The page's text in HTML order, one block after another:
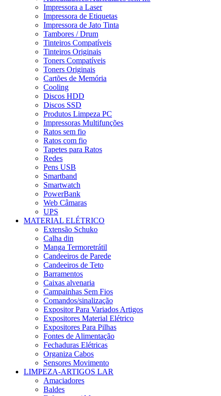
Impressora a Laser
Impressora de Etiquetas
Impressora de Jato Tinta
Tambores / Drum
Tinteiros Compatíveis
Tinteiros Originais
Toners Compatíveis
Toners Originais
Cartões de Memória
Cooling
Discos HDD
Discos SSD
Produtos Limpeza PC
Impressoras Multifunções
Ratos sem fio
Ratos com fio
Tapetes para Ratos
Redes
Pens USB
Smartband
Smartwatch
PowerBank
Web Câmaras
UPS
MATERIAL ELÉTRICO
Extensão Schuko
Calha din
Manga Termoretrátil
Candeeiros de Parede
Candeeiros de Teto
Barramentos
Caixas alvenaria
Campainhas Sem Fios
Comandos/sinalização
Expositor Para Variados Artigos
Expositores Material Elétrico
Expositores Para Pilhas
Fontes de Alimentação
Fechaduras Elétricas
Organiza Cabos
Sensores Movimento
LIMPEZA-ARTIGOS LAR
Amaciadores
Baldes